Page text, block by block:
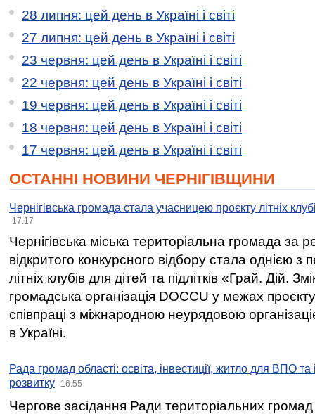
28 липня: цей день в Україні і світі
27 липня: цей день в Україні і світі
23 червня: цей день в Україні і світі
22 червня: цей день в Україні і світі
19 червня: цей день в Україні і світі
18 червня: цей день в Україні і світі
17 червня: цей день в Україні і світі
ОСТАННІ НОВИНИ ЧЕРНІГІВЩИНИ
Чернігівська громада стала учасницею проєкту літніх
17:17
Чернігівська міська територіальна громада за
відкритого конкурсного відбору стала однією
літніх клубів для дітей та підлітків «Грай. Дій.
громадська організація DOCCU у межах
співпраці з міжнародною неурядовою
в Україні.
Рада громад області: освіта, інвестиції, житло для ВПО
розвитку
16:55
Чергове засідання Ради територіальних громад